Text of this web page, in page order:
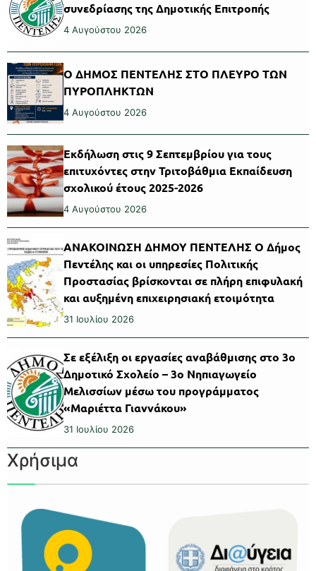
συνεδρίασης της Δημοτικής Επιτροπής
4 Αυγούστου 2026
Ο ΔΗΜΟΣ ΠΕΝΤΕΛΗΣ ΣΤΟ ΠΛΕΥΡΟ ΤΩΝ
ΠΥΡΟΠΛΗΚΤΩΝ
4 Αυγούστου 2026
Εκδήλωση στις 9 Σεπτεμβρίου για τους
επιτυχόντες στην Τριτοβάθμια Εκπαίδευση
σχολικού έτους 2025-2026
4 Αυγούστου 2026
ΑΝΑΚΟΙΝΩΣΗ ΔΗΜΟΥ ΠΕΝΤΕΛΗΣ Ο Δήμος
Πεντέλης και οι υπηρεσίες Πολιτικής
Προστασίας βρίσκονται σε πλήρη επιφυλακή
και αυξημένη επιχειρησιακή ετοιμότητα
31 Ιουλίου 2026
Σε εξέλιξη οι εργασίες αναβάθμισης στο 3ο
Δημοτικό Σχολείο – 3ο Νηπιαγωγείο
Μελισσίων μέσω του προγράμματος
«Μαριέττα Γιαννάκου»
31 Ιουλίου 2026
Χρήσιμα